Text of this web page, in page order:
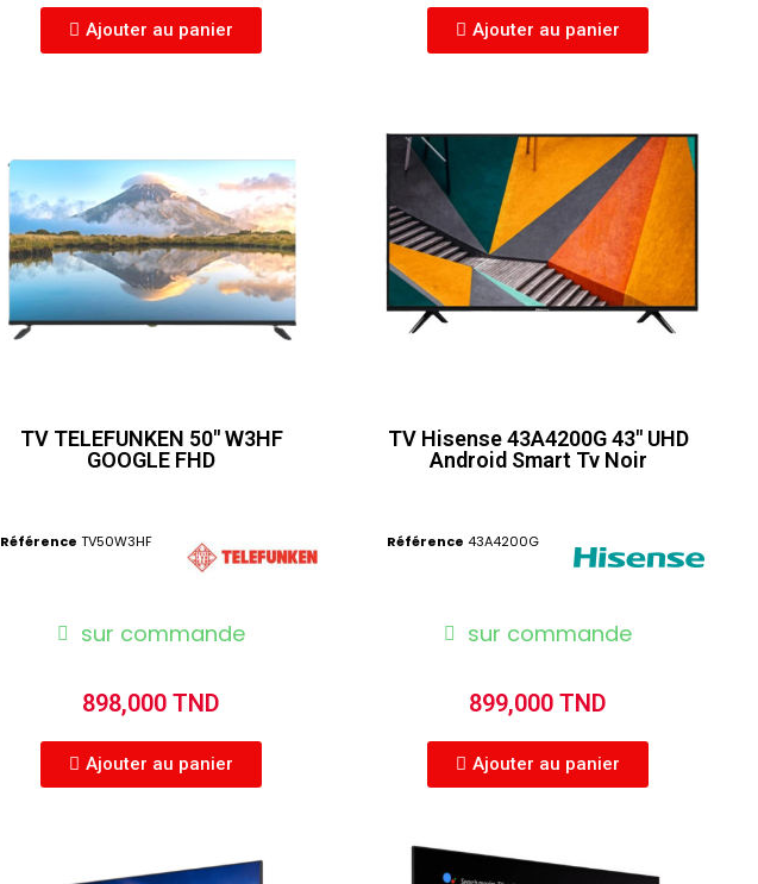
Ajouter au panier Ajouter au panier
TV TELEFUNKEN 50" W3HF
GOOGLE FHD
Référence TV50W3HF
sur commande
898,000 TND
Ajouter au panier
TV Hisense 43A4200G 43" UHD
Android Smart Tv Noir
Référence 43A4200G
sur commande
899,000 TND
Ajouter au panier